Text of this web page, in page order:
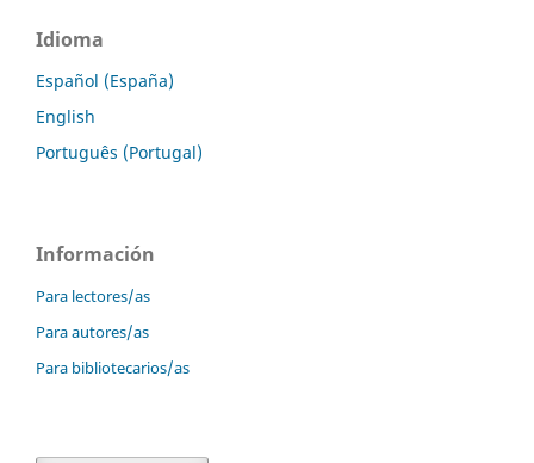
Idioma
Español (España)
English
Português (Portugal)
Información
Para lectores/as
Para autores/as
Para bibliotecarios/as